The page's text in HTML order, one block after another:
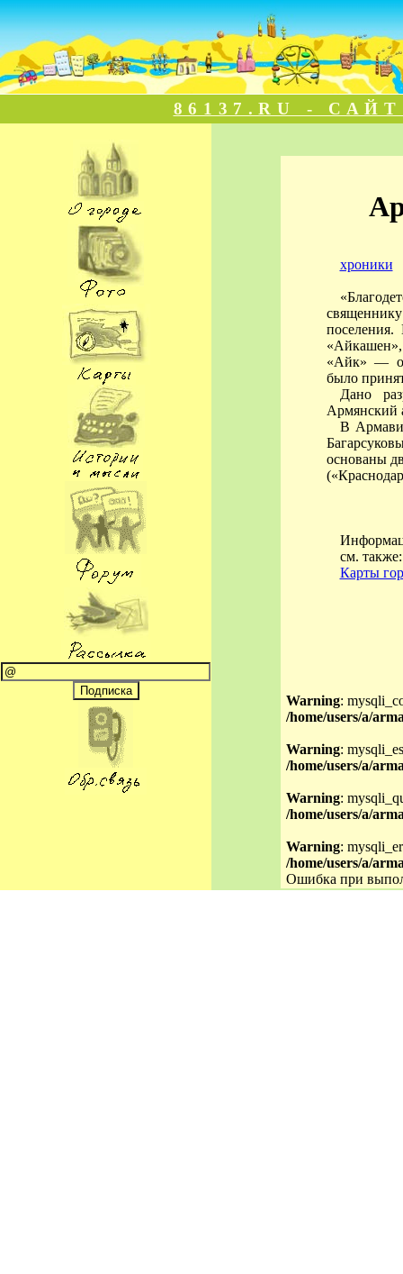
86137.RU -
хроники
«Айкашен»,
«Айк» —
было
Дано
Армянский
В
основаны
см.
Карты
Warning:
/home/users/a/
Warning:
/home/users/a/
Warning:
/home/users/a/
Warning:
/home/users/a/
Ошибка при